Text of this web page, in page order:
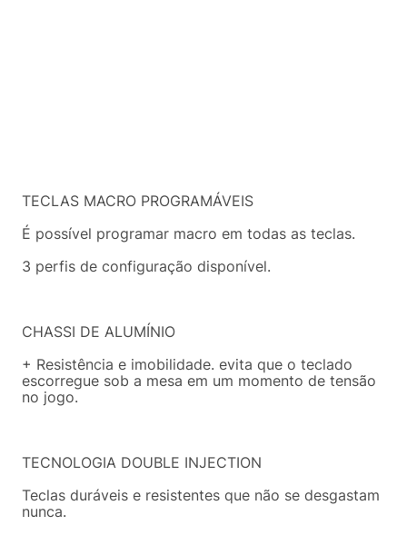
TECLAS MACRO PROGRAMÁVEIS
É possível programar macro em todas as teclas.
3 perfis de configuração disponível.
CHASSI DE ALUMÍNIO
+ Resistência e imobilidade. evita que o teclado
escorregue sob a mesa em um momento de tensão
no jogo.
TECNOLOGIA DOUBLE INJECTION
Teclas duráveis e resistentes que não se desgastam
nunca.